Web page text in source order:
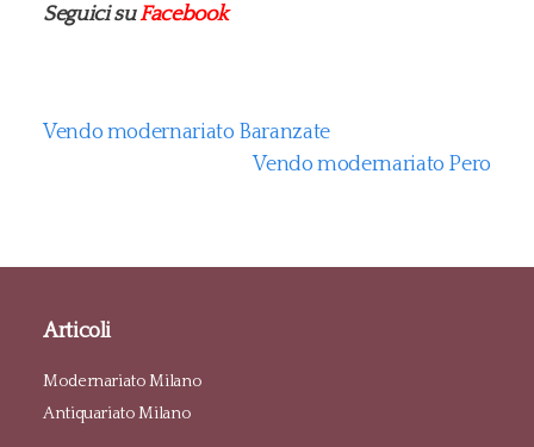
Seguici suFacebook
Vendo modernariato Baranzate
Vendo modernariato Pero
Articoli
Modernariato Milano
Antiquariato Milano